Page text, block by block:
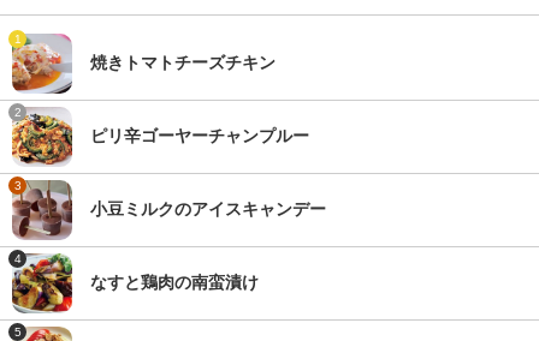
1
焼きトマトチーズチキン
2
ピリ辛ゴーヤーチャンプルー
3
小豆ミルクのアイスキャンデー
4
なすと鶏肉の南蛮漬け
5